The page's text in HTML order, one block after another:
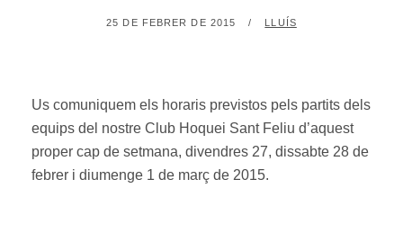
POSTED
25 DE FEBRER DE 2015 BY
LLUÍS
Us comuniquem els horaris previstos pels partits dels
equips del nostre Club Hoquei Sant Feliu d’aquest
proper cap de setmana, divendres 27, dissabte 28 de
febrer i diumenge 1 de març de 2015.